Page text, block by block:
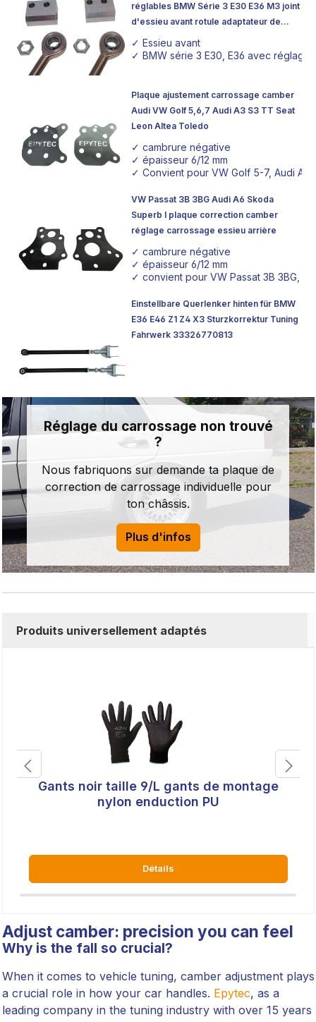
réglables BMW Série 3 E30 E36 M3 joint
d'essieu avant rotule adaptateur de
réglage sport automobile
✓ Essieu avant
✓ BMW série 3 E30, E36 avec réglage
Plaque ajustement carrossage camber
Audi VW Golf 5,6,7 Audi A3 S3 TT Seat
Leon Altea Toledo
✓ cambrure négative
✓ épaisseur 6/12 mm
✓ Convient pour VW Golf 5-7, Audi A3
VW Passat 3B 3BG Audi A6 Skoda
Superb I plaque correction camber
réglage carrossage essieu arrière
✓ cambrure négative
✓ épaisseur 6/12 mm
✓ convient pour VW Passat 3B 3BG,
Einstellbare Querlenker hinten für BMW
E36 E46 Z1 Z4 X3 Sturzkorrektur Tuning
Fahrwerk 33326770813
Réglage du carrossage non trouvé
?
Nous fabriquons sur demande ta plaque de
correction de carrossage individuelle pour
ton châssis.
Plus d'infos
Produits universellement adaptés
Gants noir taille 9/L gants de montage
nylon enduction PU
Détails
Adjust camber: precision you can feel
Why is the fall so crucial?
When it comes to vehicle tuning, camber adjustment plays
a crucial role in how your car handles. Epytec, as a
leading company in the tuning industry with over 15 years